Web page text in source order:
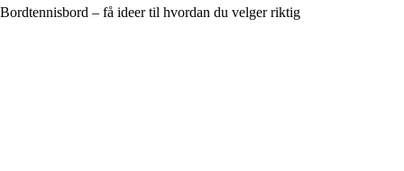
Bordtennisbord – få ideer til hvordan du velger riktig